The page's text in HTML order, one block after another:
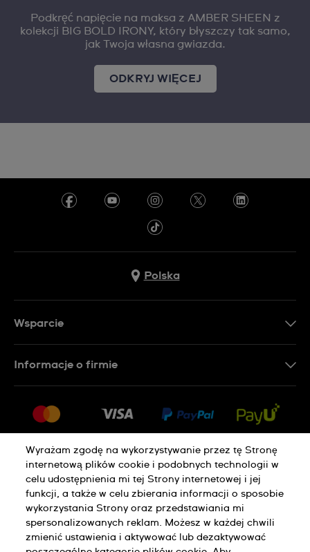
Podkręć napięcie na maksa z AMBER SHEEN z
kolekcji BIG BOLD IRONY, który błyszczy tak samo,
jak Twoja własna gwiazda.
ODKRYJ WIĘCEJ
Polska
Wsparcie
Zwroty i reklamacje
Warunki sprzedaży
Odstąp od umowy
Informacje o firmie
Praca
Polityka Prywatności Pliki Cookie
Wyrażam zgodę na wykorzystywanie przez tę Stronę
internetową plików cookie i podobnych technologii w
celu udostępnienia mi tej Strony internetowej i jej
funkcji, a także w celu zbierania informacji o sposobie
wykorzystania Strony oraz przedstawiania mi
spersonalizowanych reklam. Możesz w każdej chwili
zmienić ustawienia i aktywować lub dezaktywować